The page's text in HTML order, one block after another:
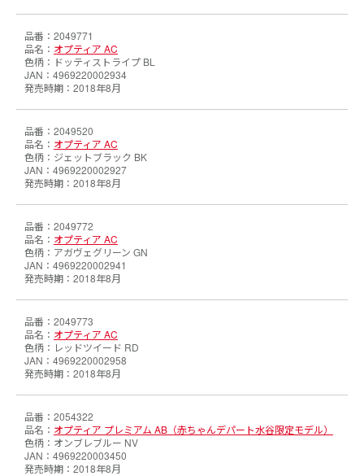
2049771
オプティア AC
ドッティストライプ BL
4969220002934
2018年8月
2049520
オプティア AC
ジェットブラック BK
4969220002927
2018年8月
2049772
オプティア AC
アガヴェグリーン GN
4969220002941
2018年8月
2049773
オプティア AC
レッドツイード RD
4969220002958
2018年8月
2054322
オプティア プレミアム AB（赤ちゃんデパート水谷限定モデル）
オンブレブルー NV
4969220003450
2018年8月